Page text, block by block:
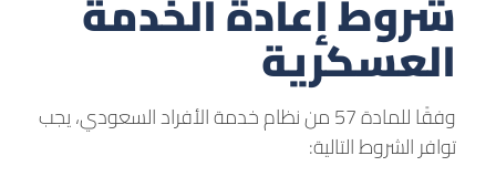
العسكرية
وفقًا للمادة 57 من نظام خدمة الأفراد السعودي، يجب
توافر الشروط التالية: